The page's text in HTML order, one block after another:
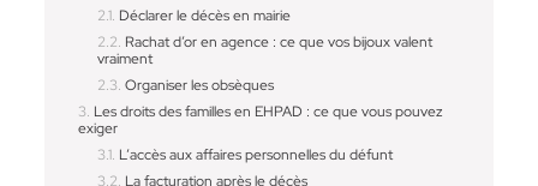
Déclarer le décès en mairie
Rachat d’or en agence : ce que vos bijoux valent
vraiment
Organiser les obsèques
Les droits des familles en EHPAD : ce que vous pouvez
exiger
L’accès aux affaires personnelles du défunt
La facturation après le décès